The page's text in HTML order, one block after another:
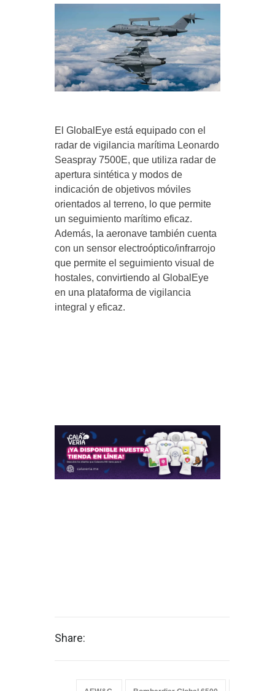
El GlobalEye está equipado con el
radar de vigilancia marítima Leonardo
Seaspray 7500E, que utiliza radar de
apertura sintética y modos de
indicación de objetivos móviles
orientados al terreno, lo que permite
un seguimiento marítimo eficaz.
Además, la aeronave también cuenta
con un sensor electroóptico/infrarrojo
que permite el seguimiento visual de
hostales, convirtiendo al GlobalEye
en una plataforma de vigilancia
integral y eficaz.
Share: